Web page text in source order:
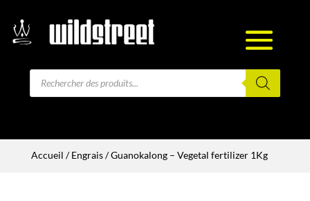
Recherche
Accueil /Engrais/ Guanokalong – Vegetal fertilizer 1Kg